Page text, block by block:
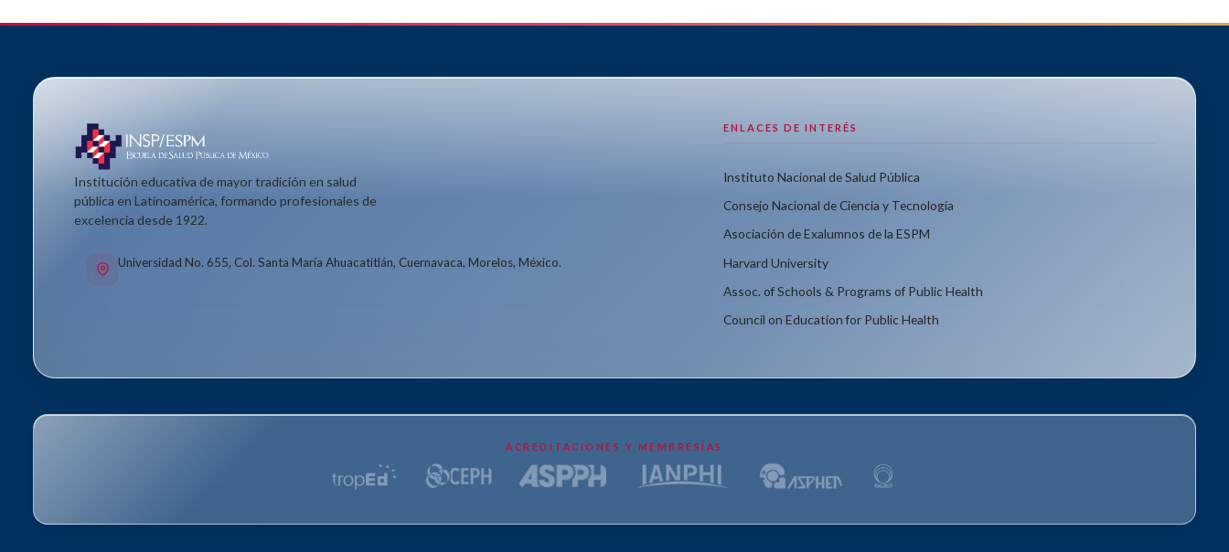
Institución educativa de mayor tradición en salud
pública en Latinoamérica, formando profesionales de
excelencia desde 1922.
Universidad No. 655, Col. Santa María Ahuacatitlán, Cuernavaca, Morelos, México.
ENLACES DE INTERÉS
Instituto Nacional de Salud Pública
Consejo Nacional de Ciencia y Tecnología
Asociación de Exalumnos de la ESPM
Harvard University
Assoc. of Schools & Programs of Public Health
Council on Education for Public Health
ACREDITACIONES Y MEMBRESÍAS